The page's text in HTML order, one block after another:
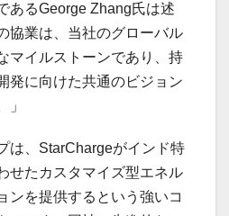
あるGeorge Zhang氏は述
協業は、当社のグローバル
マイルストーンであり、持
発に向けた共通のビジョン
」
は、StarChargeがインド特
せたカスタマイズ型エネル
ンを提供するという強いコ